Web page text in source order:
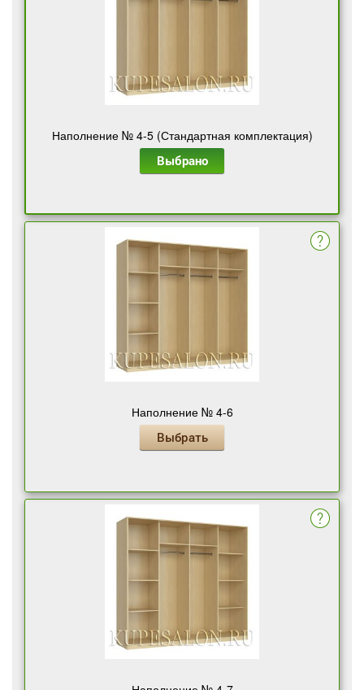
Наполнение № 4-5 (Стандартная комплектация)
Выбрано
Наполнение № 4-6
Выбрать